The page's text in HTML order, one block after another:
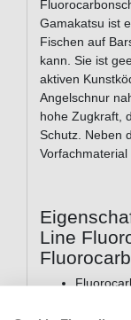
Gamakatsu ist
Fischen auf
kann. Sie ist
aktiven
Angelschnur
hohe Zugkraft,
Schutz. Neben
Line